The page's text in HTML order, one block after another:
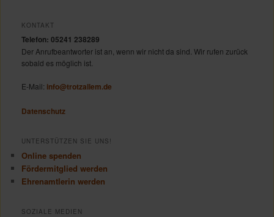
KONTAKT
Telefon: 05241 238289
Der Anrufbeantworter ist an, wenn wir nicht da sind. Wir rufen zurück
sobald es möglich ist.
E-Mail: info@trotzallem.de
Datenschutz
UNTERSTÜTZEN SIE UNS!
Online spenden
Fördermitglied werden
Ehrenamtlerin werden
SOZIALE MEDIEN